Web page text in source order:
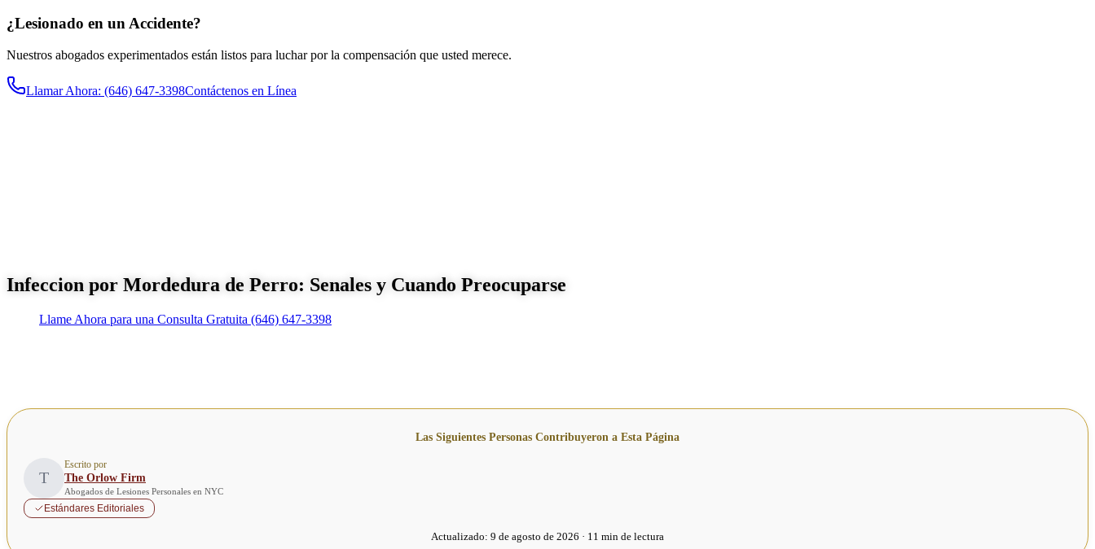
¿Lesionado en un Accidente?
Nuestros abogados experimentados están listos para luchar por la compensación que usted merece.
Llamar Ahora: (646) 647-3398Contáctenos en Línea
Infeccion por Mordedura de Perro: Senales y Cuando Preocuparse
Llame Ahora para una Consulta Gratuita (646) 647-3398
Las Siguientes Personas Contribuyeron a Esta Página
T
Escrito por
The Orlow Firm
Abogados de Lesiones Personales en NYC
Estándares Editoriales
Actualizado: 9 de agosto de 2026 · 11 min de lectura